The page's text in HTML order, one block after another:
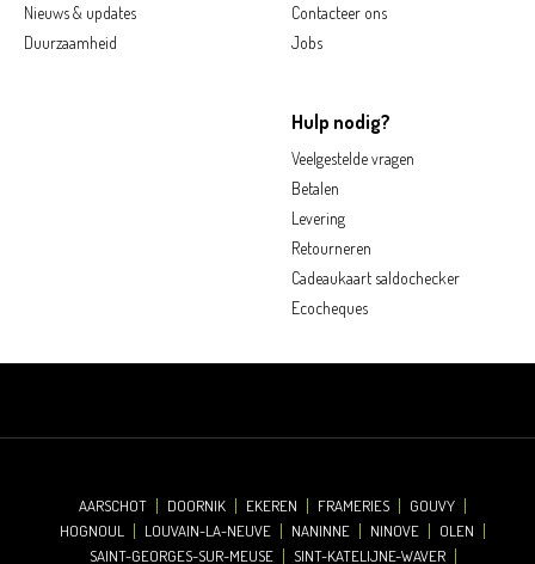
Nieuws & updates
Duurzaamheid
Contacteer ons
Jobs
Hulp nodig?
Veelgestelde vragen
Betalen
Levering
Retourneren
Cadeaukaart saldochecker
Ecocheques
AARSCHOT DOORNIK EKEREN FRAMERIES
GOUVY
HOGNOUL
LOUVAIN-LA-NEUVE NANINNE NINOVE
OLEN
SAINT-GEORGES-SUR-MEUSE
SINT-KATELIJNE-WAVER